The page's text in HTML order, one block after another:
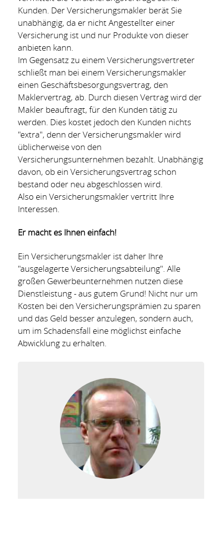
Kunden. Der Versicherungsmakler berät Sie
unabhängig, da er nicht Angestellter einer
Versicherung ist und nur Produkte von dieser
anbieten kann.
Im Gegensatz zu einem Versicherungsvertreter
schließt man bei einem Versicherungsmakler
einen Geschäftsbesorgungsvertrag, den
Maklervertrag, ab. Durch diesen Vertrag wird der
Makler beauftragt, für den Kunden tätig zu
werden. Dies kostet jedoch den Kunden nichts
"extra", denn der Versicherungsmakler wird
üblicherweise von den
Versicherungsunternehmen bezahlt. Unabhängig
davon, ob ein Versicherungsvertrag schon
bestand oder neu abgeschlossen wird.
Also ein Versicherungsmakler vertritt Ihre
Interessen.
Er macht es Ihnen einfach!
Ein Versicherungsmakler ist daher Ihre
"ausgelagerte Versicherungsabteilung". Alle
großen Gewerbeunternehmen nutzen diese
Dienstleistung - aus gutem Grund! Nicht nur um
Kosten bei den Versicherungsprämien zu sparen
und das Geld besser anzulegen, sondern auch,
um im Schadensfall eine möglichst einfache
Abwicklung zu erhalten.